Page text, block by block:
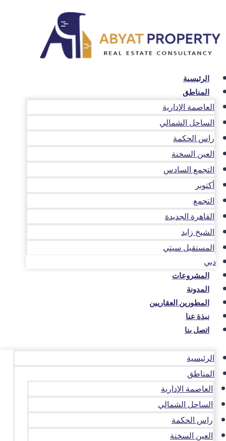
المحتوى
الرئيسية
المناطق
العاصمة الإدارية
الساحل الشمالي
راس الحكمة
العين السخنة
التجمع السادس
أكتوبر
التجمع
القاهرة الجديدة
الشيخ زايد
المستقبل سيتي
دبي
المشروعات
المدونة
المطورين العقاريين
نبذة عنا
اتصل بنا
الرئيسية
المناطق
العاصمة الإدارية
الساحل الشمالي
راس الحكمة
العين السخنة